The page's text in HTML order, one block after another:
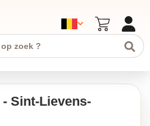
Sint-Lievens-